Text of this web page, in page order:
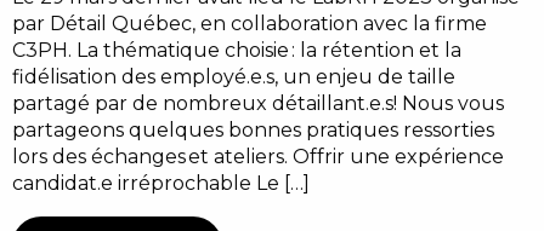
par Détail Québec, en collaboration avec la firme
C3PH. La thématique choisie : la rétention et la
fidélisation des employé.e.s, un enjeu de taille
partagé par de nombreux détaillant.e.s! Nous vous
partageons quelques bonnes pratiques ressorties
lors des échanges et ateliers. Offrir une expérience
candidat.e irréprochable Le […]